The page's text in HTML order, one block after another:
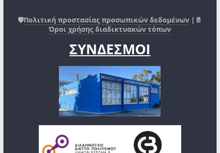
🛡️Πολιτική προστασίας προσωπικών δεδομένων |📄
Όροι χρήσης διαδικτυακών τόπων
ΣΥΝΔΕΣΜΟΙ